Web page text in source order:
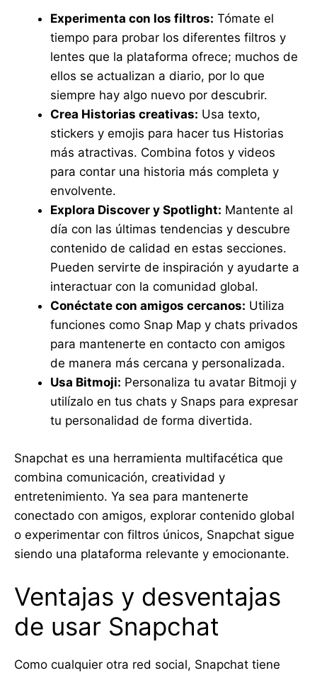
Experimenta con los filtros: Tómate el
tiempo para probar los diferentes filtros y
lentes que la plataforma ofrece; muchos de
ellos se actualizan a diario, por lo que
siempre hay algo nuevo por descubrir.
Crea Historias creativas: Usa texto,
stickers y emojis para hacer tus Historias
más atractivas. Combina fotos y videos
para contar una historia más completa y
envolvente.
Explora Discover y Spotlight: Mantente al
día con las últimas tendencias y descubre
contenido de calidad en estas secciones.
Pueden servirte de inspiración y ayudarte a
interactuar con la comunidad global.
Conéctate con amigos cercanos: Utiliza
funciones como Snap Map y chats privados
para mantenerte en contacto con amigos
de manera más cercana y personalizada.
Usa Bitmoji: Personaliza tu avatar Bitmoji y
utilízalo en tus chats y Snaps para expresar
tu personalidad de forma divertida.
Snapchat es una herramienta multifacética que
combina comunicación, creatividad y
entretenimiento. Ya sea para mantenerte
conectado con amigos, explorar contenido global
o experimentar con filtros únicos, Snapchat sigue
siendo una plataforma relevante y emocionante.
Ventajas y desventajas
de usar Snapchat
Como cualquier otra red social, Snapchat tiene